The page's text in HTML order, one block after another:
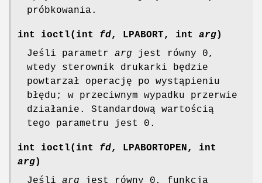
próbkowania.
int ioctl(int fd, LPABORT, int arg)
Jeśli parametr arg jest równy 0,
wtedy sterownik drukarki będzie
powtarzał operację po wystąpieniu
błędu; w przeciwnym wypadku przerwie
działanie. Standardową wartością
tego parametru jest 0.
int ioctl(int fd, LPABORTOPEN, int
arg)
Jeśli arg jest równy 0, funkcja